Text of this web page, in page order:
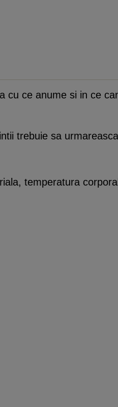
cu ce anume si in ce
trebuie sa
temperatura